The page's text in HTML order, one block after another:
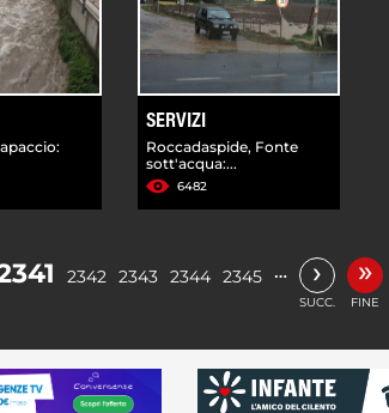
SERVIZI
Roccadaspide, Fonte
sott'acqua:...
6482
2342 2343 2344 2345 … ›
SUCC.
»
FINE